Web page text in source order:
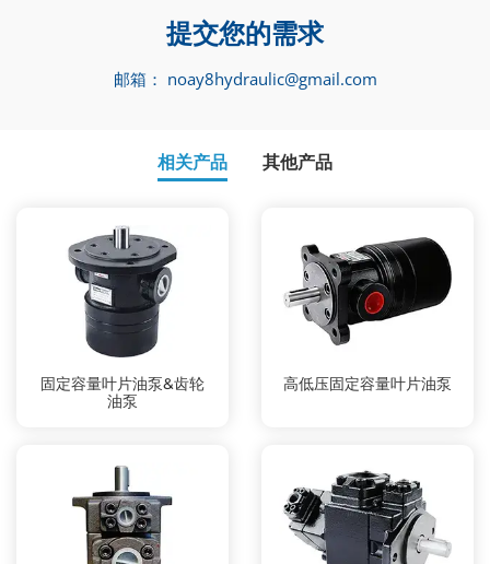
提交您的需求
邮箱： noay8hydraulic@gmail.com
相关产品 其他产品
固定容量叶片油泵&齿轮
油泵
高低压固定容量叶片油泵